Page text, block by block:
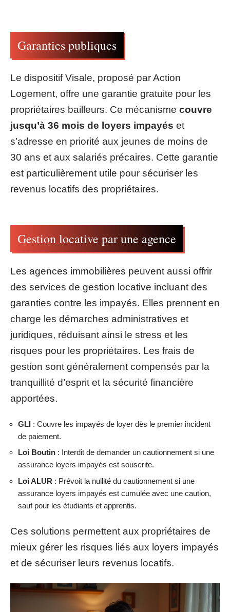
Garanties publiques
Le dispositif Visale, proposé par Action
Logement, offre une garantie gratuite pour les
propriétaires bailleurs. Ce mécanisme couvre
jusqu’à 36 mois de loyers impayés et
s’adresse en priorité aux jeunes de moins de
30 ans et aux salariés précaires. Cette garantie
est particulièrement utile pour sécuriser les
revenus locatifs des propriétaires.
Gestion locative par une agence
Les agences immobilières peuvent aussi offrir
des services de gestion locative incluant des
garanties contre les impayés. Elles prennent en
charge les démarches administratives et
juridiques, réduisant ainsi le stress et les
risques pour les propriétaires. Les frais de
gestion sont généralement compensés par la
tranquillité d’esprit et la sécurité financière
apportées.
GLI : Couvre les impayés de loyer dès le premier incident
de paiement.
Loi Boutin : Interdit de demander un cautionnement si une
assurance loyers impayés est souscrite.
Loi ALUR : Prévoit la nullité du cautionnement si une
assurance loyers impayés est cumulée avec une caution,
sauf pour les étudiants et apprentis.
Ces solutions permettent aux propriétaires de
mieux gérer les risques liés aux loyers impayés
et de sécuriser leurs revenus locatifs.